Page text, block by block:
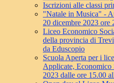
Iscrizioni alle classi
"Natale in Musica" -
20 dicembre 2023 ore
Liceo Economico
della provincia di
da Eduscopio
Scuola Aperta per i
Applicate, Economico
2023 dalle ore 15.00